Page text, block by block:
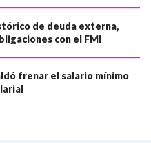
de deuda externa,
con el FMI
frenar el salario mínimo